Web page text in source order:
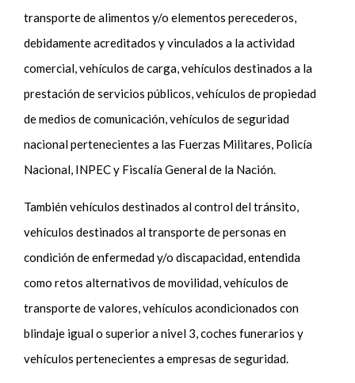
transporte de alimentos y/o elementos perecederos,
debidamente acreditados y vinculados a la actividad
comercial, vehículos de carga, vehículos destinados a la
prestación de servicios públicos, vehículos de propiedad
de medios de comunicación, vehículos de seguridad
nacional pertenecientes a las Fuerzas Militares, Policía
Nacional, INPEC y Fiscalía General de la Nación.
También vehículos destinados al control del tránsito,
vehículos destinados al transporte de personas en
condición de enfermedad y/o discapacidad, entendida
como retos alternativos de movilidad, vehículos de
transporte de valores, vehículos acondicionados con
blindaje igual o superior a nivel 3, coches funerarios y
vehículos pertenecientes a empresas de seguridad.